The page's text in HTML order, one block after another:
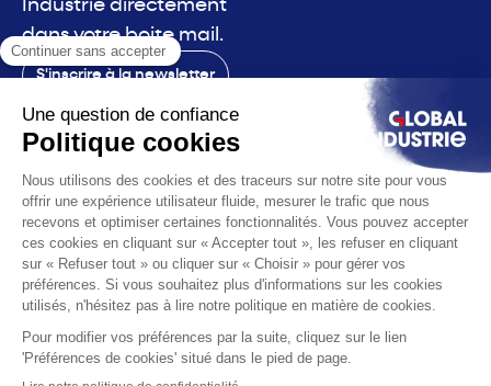
Industrie directement
dans votre boite mail.
S'inscrire à la newsletter
Contact
Le salon
La voix
Les solutions
L'actualité